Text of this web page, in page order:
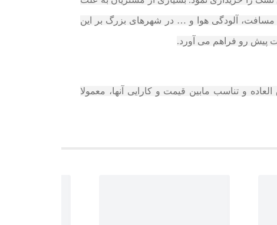
آلودگی هوا و … در شهرهای بزرگ بر این
و تناسب مابین قیمت و کارایی آنها، معمولا